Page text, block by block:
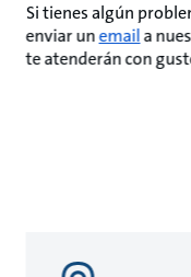
Si tienes algún
enviar unemaila
te atenderán con